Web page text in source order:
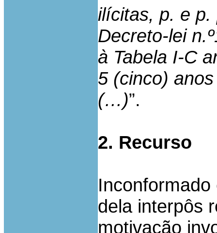
ilícitas, p. e p.
Decreto-lei
à Tabela I-C
5 (cinco)
(…)”.
2. Recurso
dela interpôs
motivação